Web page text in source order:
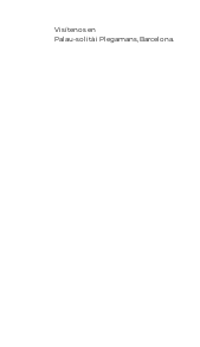
Visítenosen
Palau-solità i Plegamans, Barcelona.